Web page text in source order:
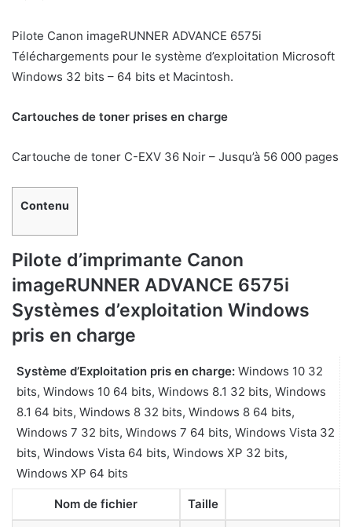
Pilote Canon imageRUNNER ADVANCE 6575i
Téléchargements pour le système d’exploitation Microsoft
Windows 32 bits – 64 bits et Macintosh.
Cartouches de toner prises en charge
Cartouche de toner C-EXV 36 Noir – Jusqu’à 56 000 pages
Contenu
Pilote d’imprimante Canon
imageRUNNER ADVANCE 6575i
Systèmes d’exploitation Windows
pris en charge
Système d’Exploitation pris en charge: Windows 10 32
bits, Windows 10 64 bits, Windows 8.1 32 bits, Windows
8.1 64 bits, Windows 8 32 bits, Windows 8 64 bits,
Windows 7 32 bits, Windows 7 64 bits, Windows Vista 32
bits, Windows Vista 64 bits, Windows XP 32 bits,
Windows XP 64 bits
Nom de fichier Taille